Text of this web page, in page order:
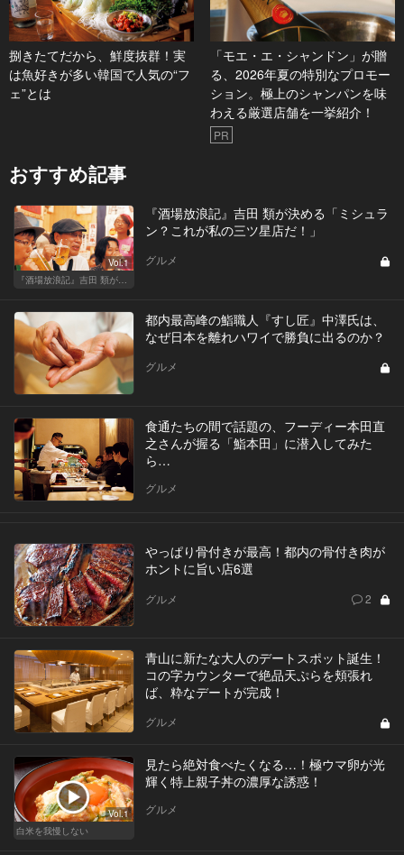
捌きたてだから、鮮度抜群！実
は魚好きが多い韓国で人気の“フ
ェ”とは
「モエ・エ・シャンドン」が贈
る、2026年夏の特別なプロモー
ション。極上のシャンパンを味
わえる厳選店舗を一挙紹介！
PR
おすすめ記事
Vol.1
『酒場放浪記』吉田 類が酒場指南！この酒場に行っときゃ間違いない
『酒場放浪記』吉田 類が決める「ミシュラ
ン？これが私の三ツ星店だ！」
グルメ
都内最高峰の鮨職人『すし匠』中澤氏は、
なぜ日本を離れハワイで勝負に出るのか？
グルメ
食通たちの間で話題の、フーディー本田直
之さんが握る「鮨本田」に潜入してみた
ら…
グルメ
やっぱり骨付きが最高！都内の骨付き肉が
ホントに旨い店6選
グルメ 2
青山に新たな大人のデートスポット誕生！
コの字カウンターで絶品天ぷらを頬張れ
ば、粋なデートが完成！
グルメ
Vol.1
白米を我慢しない
見たら絶対食べたくなる…！極ウマ卵が光
輝く特上親子丼の濃厚な誘惑！
グルメ